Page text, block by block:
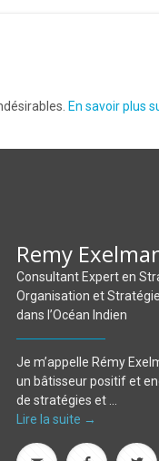
En savoir plus
Remy
Consultant Expert en
Organisation et
dans l’Océan Indien
Je m’appelle Rémy
un bâtisseur positif et
de stratégies et ...
Lire la suite →